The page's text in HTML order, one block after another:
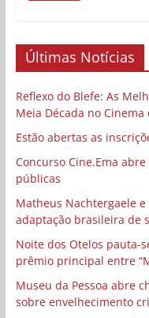
Últimas Notícias
Reflexo do Blefe: As
Meia Década no Cinema
Estão abertas as
Concurso Cine.Ema
públicas
Matheus Nachtergaele
adaptação brasileira de
Noite dos Otelos pauta-
prêmio principal entre
Museu da Pessoa abre
sobre envelhecimento